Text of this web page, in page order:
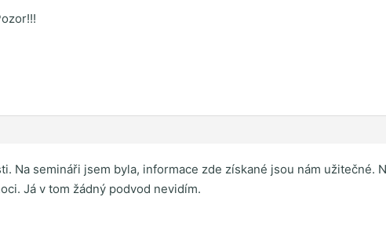
Na semináři jsem byla, informace zde získané jsou nám užitečné.
Já v tom žádný podvod nevidím.